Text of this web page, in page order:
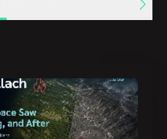
Estudos